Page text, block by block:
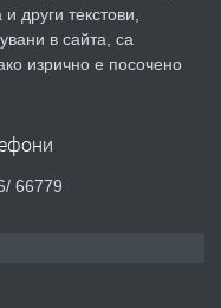
преди 1 година
други текстови,
в сайта, са
изрично е посочено
66779